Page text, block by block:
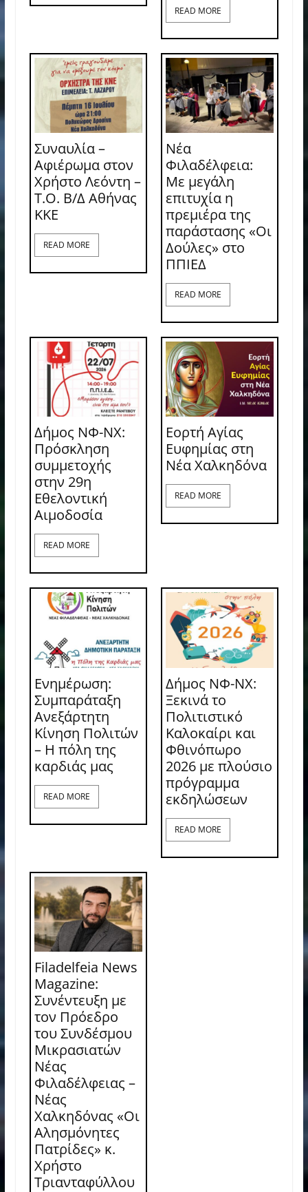
READ MORE
Συναυλία –
Αφιέρωμα στον
Χρήστο Λεόντη –
Τ.Ο. Β/Δ Αθήνας
ΚΚΕ
READ MORE
Νέα
Φιλαδέλφεια:
Με μεγάλη
επιτυχία η
πρεμιέρα της
παράστασης «Οι
Δούλες» στο
ΠΠΙΕΔ
READ MORE
Δήμος ΝΦ-ΝΧ:
Πρόσκληση
συμμετοχής
στην 29η
Εθελοντική
Αιμοδοσία
READ MORE
Εορτή Αγίας
Ευφημίας στη
Νέα Χαλκηδόνα
READ MORE
Ενημέρωση:
Συμπαράταξη
Ανεξάρτητη
Κίνηση Πολιτών
– Η πόλη της
καρδιάς μας
READ MORE
Δήμος ΝΦ-ΝΧ:
Ξεκινά το
Πολιτιστικό
Καλοκαίρι και
Φθινόπωρο
2026 με πλούσιο
πρόγραμμα
εκδηλώσεων
READ MORE
Filadelfeia News
Magazine:
Συνέντευξη με
τον Πρόεδρο
του Συνδέσμου
Μικρασιατών
Νέας
Φιλαδέλφειας –
Νέας
Χαλκηδόνας «Οι
Αλησμόνητες
Πατρίδες» κ.
Χρήστο
Τριανταφύλλου